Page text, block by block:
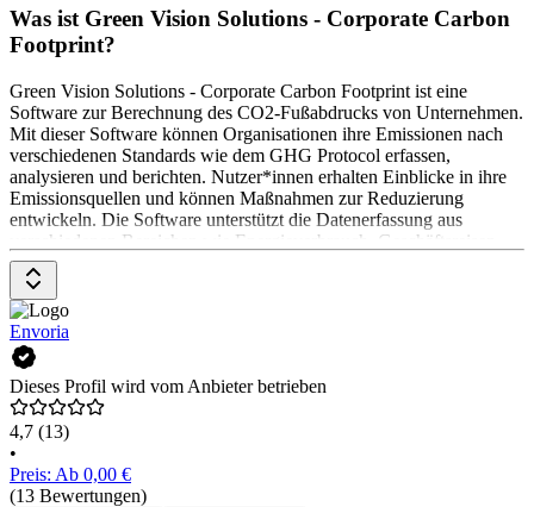
Was ist Green Vision Solutions - Corporate Carbon
Footprint?
Green Vision Solutions - Corporate Carbon Footprint ist eine
Software zur Berechnung des CO2-Fußabdrucks von Unternehmen.
Mit dieser Software können Organisationen ihre Emissionen nach
verschiedenen Standards wie dem GHG Protocol erfassen,
analysieren und berichten. Nutzer*innen erhalten Einblicke in ihre
Emissionsquellen und können Maßnahmen zur Reduzierung
entwickeln. Die Software unterstützt die Datenerfassung aus
verschiedenen Bereichen wie Energieverbrauch, Geschäftsreisen
und Lieferkette. Die Preise gibt es auf Anfrage beim Anbieter.
Envoria
Dieses Profil wird vom Anbieter betrieben
4,7 (13)
•
Preis: Ab 0,00 €
(13 Bewertungen)